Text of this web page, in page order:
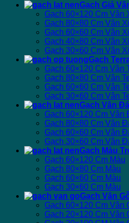
Gạch Giả
Gạch 60×120 Cm Vân
Gạch 80×80 Cm Vân
Gạch 60×60 Cm Vân
Gạch 40×80 Cm Vân
Gạch 30×60 Cm Vân
Gạch
Gạch 60×120 Cm Vân
Gạch 80×80 Cm Vân
Gạch 60×60 Cm Vân
Gạch 30×60 Cm Vân
Gạch Vân
Gạch 60×120 Cm Vân
Gạch 80×80 Cm Vân
Gạch 60×60 Cm Vân
Gạch 30×60 Cm Vân
Gạch Màu
Gạch 60×120 Cm Màu
Gạch 80×80 Cm Màu
Gạch 60×60 Cm Màu
Gạch 30×60 Cm Màu
Gạch Vân
Gạch 60×120 Cm Vân
Gạch 20×120 Cm Vân